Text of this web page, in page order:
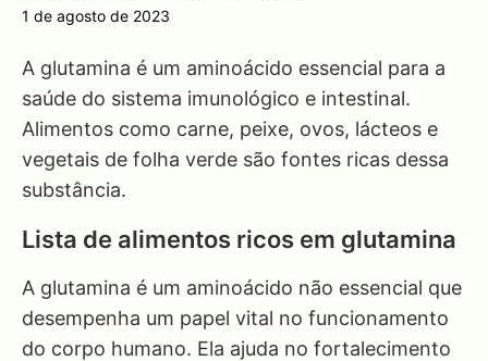
1 de agosto de 2023
A glutamina é um aminoácido essencial para a
saúde do sistema imunológico e intestinal.
Alimentos como carne, peixe, ovos, lácteos e
vegetais de folha verde são fontes ricas dessa
substância.
Lista de alimentos ricos em glutamina
A glutamina é um aminoácido não essencial que
desempenha um papel vital no funcionamento
do corpo humano. Ela ajuda no fortalecimento